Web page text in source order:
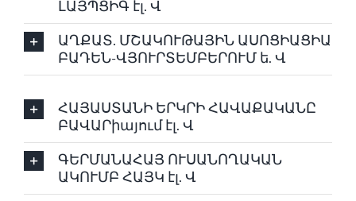
ԼԱՅՊՑԻԳ էլ. Վ
ԱՂՔԱՏ. ՄՇԱԿՈՒԹԱՅԻՆ ԱՍՈՑԻԱՑԻԱ
ԲԱԴԵՆ-ՎՅՈՒՐՏԵՄԲԵՐՈՒՄ ե. Վ
ՀԱՅԱՍՏԱՆԻ ԵՐԿՐԻ ՀԱՎԱՔԱԿԱՆԸ
ԲԱՎԱՐիայում էլ. Վ
ԳԵՐՄԱՆԱՀԱՅ ՈՒՍԱՆՈՂԱԿԱՆ
ԱԿՈՒՄԲ ՀԱՅԿ էլ. Վ